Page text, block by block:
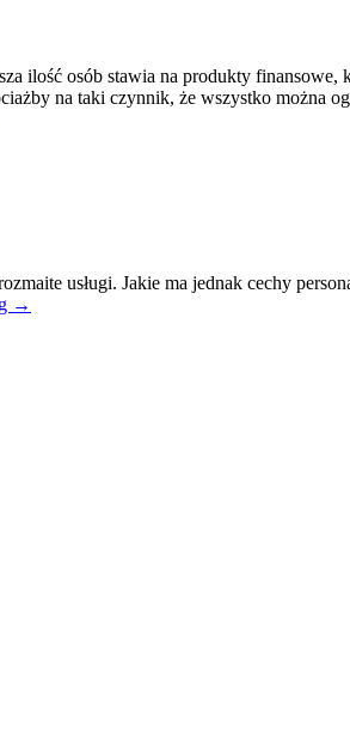
ilość osób stawia na produkty
na taki czynnik, że wszystko można
usługi. Jakie ma jednak cechy
→